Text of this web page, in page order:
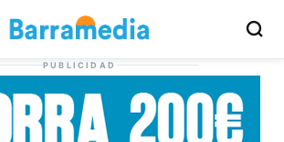
PUBLICIDAD